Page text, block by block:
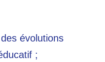
évolutions
;